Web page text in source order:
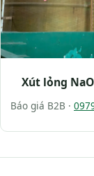
Xút lỏng
Báo giá B2B ·